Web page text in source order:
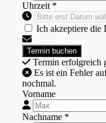
Uhrzeit *
Ich akzeptiere die
Termin erfolgreich
nochmal.
Vorname
Nachname *